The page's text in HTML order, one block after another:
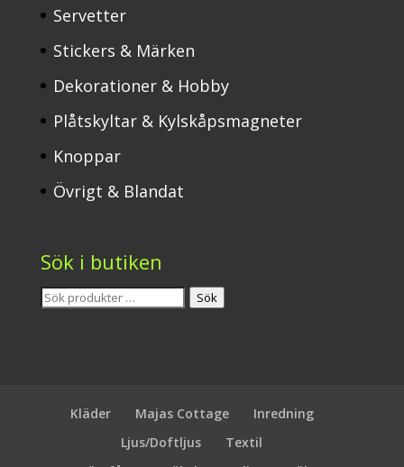
Servetter
Stickers & Märken
Dekorationer & Hobby
Plåtskyltar & Kylskåpsmagneter
Knoppar
Övrigt & Blandat
Sök i butiken
Sök
Sök
Kläder Majas Cottage
Inredning
Ljus/Doftljus
Textil